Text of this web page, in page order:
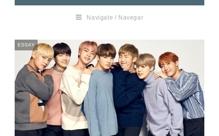
Navigate / Navegar
ESSAY